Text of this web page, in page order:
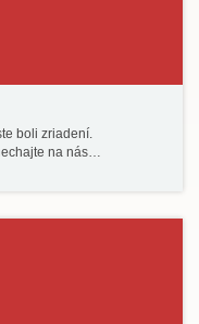
boli zriadení.
na nás…